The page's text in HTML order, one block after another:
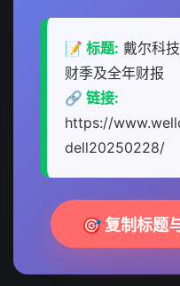
📝 标题: 戴尔科
财季及全年财报
🔗 链接:
https://
dell20250228/
🎯 复制标题